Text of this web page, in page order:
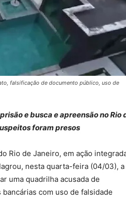
falsificação de documento público, uso de
e busca e apreensão no Rio
foram presos
Rio de Janeiro, em ação
nesta quarta-feira (04/03), a
uma quadrilha acusada de
com uso de falsidade